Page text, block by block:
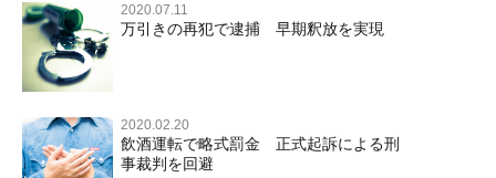
2020.07.11
万引きの再犯で逮捕 早期釈放を実現
2020.02.20
飲酒運転で略式罰金 正式起訴による刑
事裁判を回避